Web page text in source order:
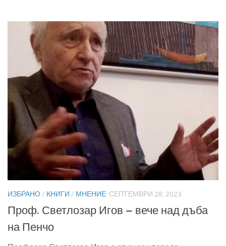
ИЗБРАНО/ КНИГИ / МНЕНИЕ СЕПТЕМВРИ 28, 2023
Проф. Светлозар Игов – вече над дъба
на Пенчо